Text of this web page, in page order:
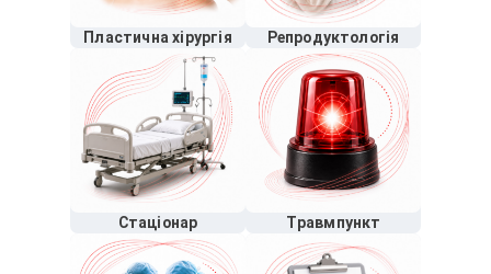
Пластична хірургія Репродуктологія
Стаціонар Травмпункт